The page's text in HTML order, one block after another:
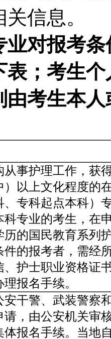
信息。
业对报考
表；考生
由考生本
从事护理工作，获
）以上文化程度的
、专科起点本科）
科专业的考生，在
历的国民教育系列
件的报考者，需经
、护士职业资格证
报名手续。
安干警、武装警察
请，由公安机关审
体报名手续。当地